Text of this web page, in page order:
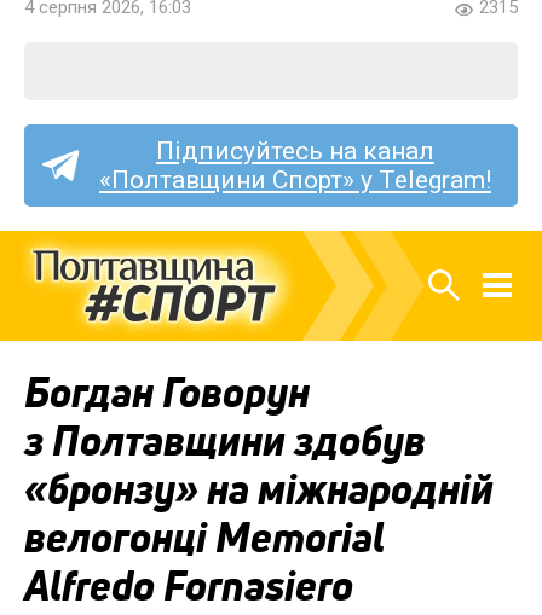
4 серпня 2026, 16:03 2315
Підписуйтесь на канал
«Полтавщини Спорт» у Telegram!
Богдан Говорун
з Полтавщини здобув
«бронзу» на міжнародній
велогонці Memorial
Alfredo Fornasiero